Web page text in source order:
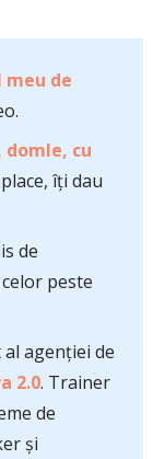
meu de
domle, cu
îți dau
de
peste
agenției de
2.0. Trainer
de
și